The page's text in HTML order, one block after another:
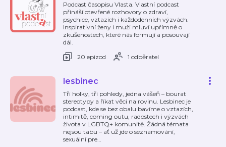
Podcast časopisu Vlasta. Vlastní podcast
přináší otevřené rozhovory o zdraví,
psychice, vztazích i každodenních výzvách.
Inspirativní ženy i muži mluví upřímně o
zkušenostech, které nás formují a posouvají
dál.
20 epizod
1 odběratel
lesbinec
Tři holky, tři pohledy, jedna vášeň – bourat
stereotypy a říkat věci na rovinu. Lesbinec je
podcast, kde se bez obalu bavíme o vztazích,
intimitě, coming outu, radostech i výzvách
života v LGBTQ+ komunitě. Žádná témata
nejsou tabu – ať už jde o seznamování,
sexuální pre…